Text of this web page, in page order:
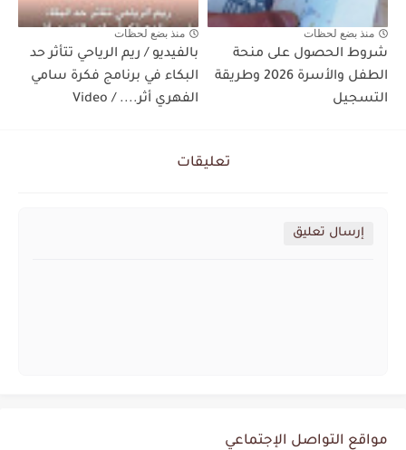
منذ بضع لحظات
شروط الحصول على منحة
الطفل والأسرة 2026 وطريقة
التسجيل
منذ بضع لحظات
بالفيديو / ريم الرياحي تتأثر حد
البكاء في برنامج فكرة سامي
الفهري أثر.... / Video
تعليقات
إرسال تعليق
مواقع التواصل الإجتماعي